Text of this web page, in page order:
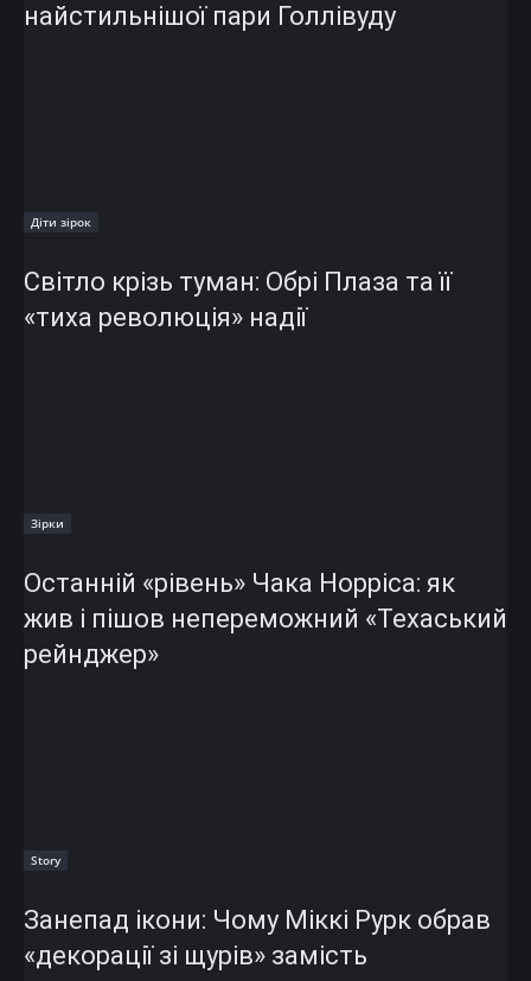
найстильнішої пари Голлівуду
Діти зірок
Світло крізь туман: Обрі Плаза та її
«тиха революція» надії
Зірки
Останній «рівень» Чака Норріса: як
жив і пішов непереможний «Техаський
рейнджер»
Story
Занепад ікони: Чому Міккі Рурк обрав
«декорації зі щурів» замість